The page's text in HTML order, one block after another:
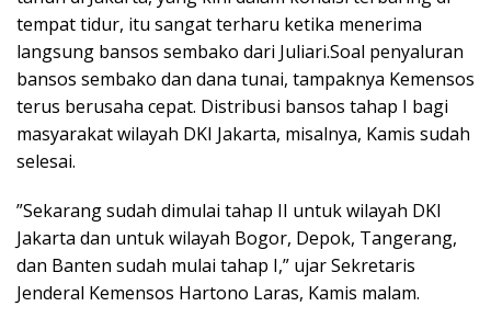
tempat tidur, itu sangat terharu ketika menerima
langsung bansos sembako dari Juliari.Soal penyaluran
bansos sembako dan dana tunai, tampaknya Kemensos
terus berusaha cepat. Distribusi bansos tahap I bagi
masyarakat wilayah DKI Jakarta, misalnya, Kamis sudah
selesai.
”Sekarang sudah dimulai tahap II untuk wilayah DKI
Jakarta dan untuk wilayah Bogor, Depok, Tangerang,
dan Banten sudah mulai tahap I,” ujar Sekretaris
Jenderal Kemensos Hartono Laras, Kamis malam.